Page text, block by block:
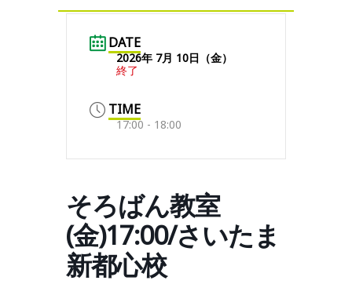
DATE
2026年 7月 10日（金）
終了
TIME
17:00 - 18:00
そろばん教室
(金)17:00/さいたま
新都心校